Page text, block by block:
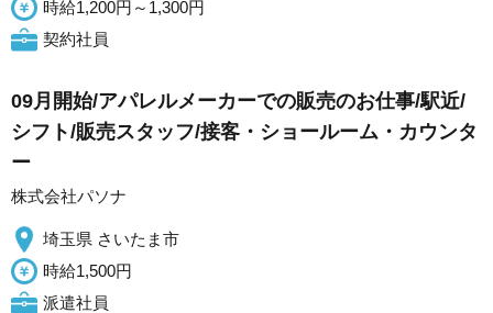
時給1,200円～1,300円
契約社員
09月開始/アパレルメーカーでの販売のお仕事/駅近/
シフト/販売スタッフ/接客・ショールーム・カウンタ
ー
株式会社パソナ
埼玉県 さいたま市
時給1,500円
派遣社員